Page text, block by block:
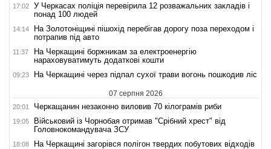
17:02
У Черкасах поліція перевірила 12 розважальних закладів і
понад 100 людей
14:14
На Золотоніщині пішохід перебігав дорогу поза переходом і
потрапив під авто
11:37
На Черкащині боржникам за електроенергію
нараховуватимуть додаткові кошти
09:23 На Черкащині через підпал сухої трави вогонь пошкодив ліс
07 серпня 2026
20:01 Черкащанин незаконно виловив 70 кілограмів риби
19:05
Військовий із Чорнобая отримав "Срібний хрест" від
Головнокомандувача ЗСУ
18:08 На Черкащині загорівся полігон твердих побутових відходів